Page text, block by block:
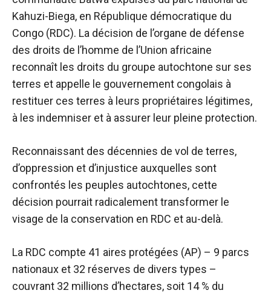
Kahuzi-Biega, en République démocratique du
Congo (RDC). La décision de l’organe de défense
des droits de l’homme de l’Union africaine
reconnaît les droits du groupe autochtone sur ses
terres et appelle le gouvernement congolais à
restituer ces terres à leurs propriétaires légitimes,
à les indemniser et à assurer leur pleine protection.
Reconnaissant des décennies de vol de terres,
d’oppression et d’injustice auxquelles sont
confrontés les peuples autochtones, cette
décision pourrait radicalement transformer le
visage de la conservation en RDC et au-delà.
La RDC compte 41 aires protégées (AP) – 9 parcs
nationaux et 32 ​​réserves de divers types –
couvrant 32 millions d’hectares, soit 14 % du